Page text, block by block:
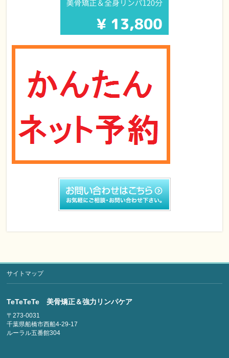
サイトマップ
TeTeTeTe 美骨矯正＆強力リンパケア
〒273-0031
千葉県船橋市西船4-29-17
ルーラル五番館304